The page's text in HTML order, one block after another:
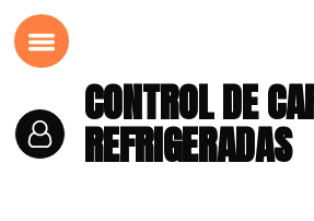
CONTROL DE
REFRIGERADAS